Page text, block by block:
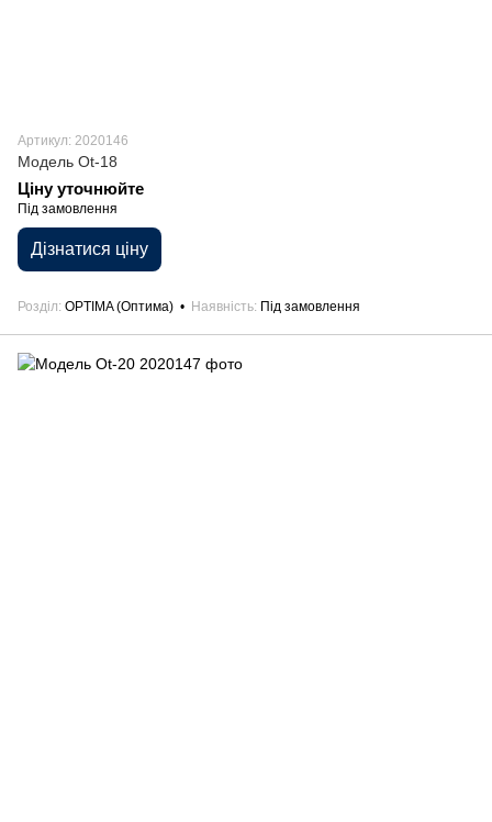
Артикул: 2020146
Модель Ot-18
Ціну уточнюйте
Під замовлення
Дізнатися ціну
Розділ OPTIMA (Оптима) Наявність Під замовлення